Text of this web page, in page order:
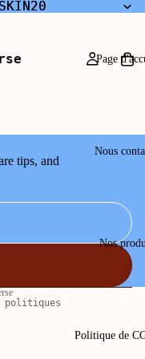
Page
Nous
Nos
Politique de
tips, and
politiques